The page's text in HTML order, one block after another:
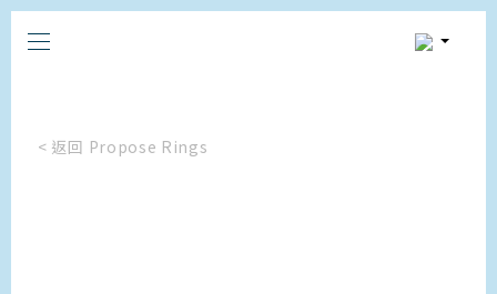
< 返回 Propose Rings